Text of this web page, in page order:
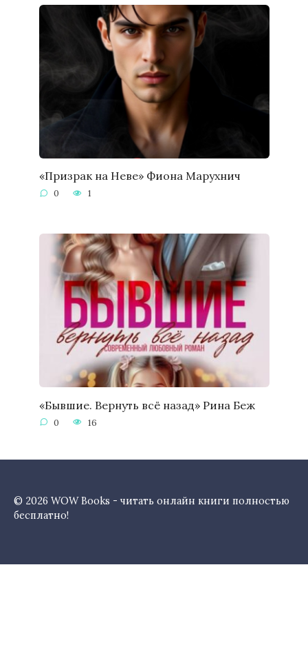
«Призрак на Неве» Фиона Марухнич
0 1
«Бывшие. Вернуть всё назад» Рина Беж
0 16
© 2026 WOW Books - читать онлайн книги полностью
бесплатно!